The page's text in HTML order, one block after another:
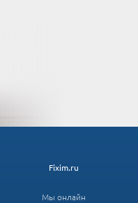
Fixim.ru
Мы онлайн